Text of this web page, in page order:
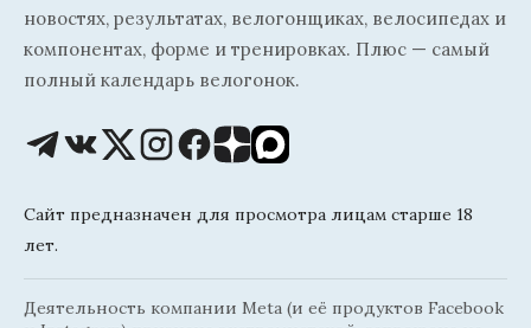
новостях, результатах, велогонщиках, велосипедах и
компонентах, форме и тренировках. Плюс — самый
полный календарь велогонок.
Сайт предназначен для просмотра лицам старше 18
лет.
Деятельность компании Meta (и её продуктов Facebook